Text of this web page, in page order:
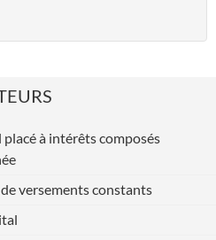
à intérêts composés
versements constants